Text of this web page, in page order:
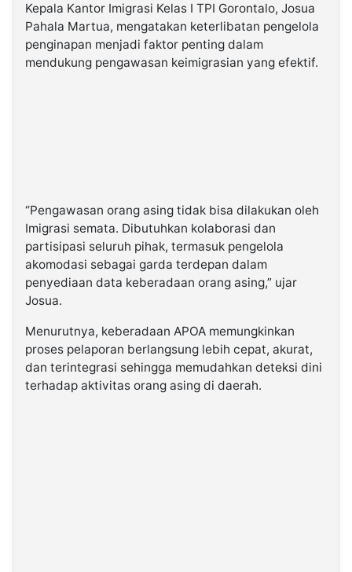
Kepala Kantor Imigrasi Kelas I TPI Gorontalo, Josua
Pahala Martua, mengatakan keterlibatan pengelola
penginapan menjadi faktor penting dalam
mendukung pengawasan keimigrasian yang efektif.
“Pengawasan orang asing tidak bisa dilakukan oleh
Imigrasi semata. Dibutuhkan kolaborasi dan
partisipasi seluruh pihak, termasuk pengelola
akomodasi sebagai garda terdepan dalam
penyediaan data keberadaan orang asing,” ujar
Josua.
Menurutnya, keberadaan APOA memungkinkan
proses pelaporan berlangsung lebih cepat, akurat,
dan terintegrasi sehingga memudahkan deteksi dini
terhadap aktivitas orang asing di daerah.